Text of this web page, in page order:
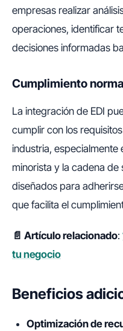
empresas realizar
operaciones, identificar
decisiones informadas
Cumplimiento
La integración de EDI
cumplir con los
industria, especialmente
minorista y la cadena de
diseñados para
que facilita el
📄 Artículo relacionado:
tu negocio
Beneficios
Optimización de